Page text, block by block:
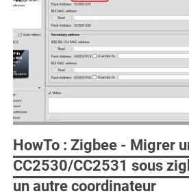
HowTo : Zigbee - Migrer
CC2530/CC2531 sous
un autre coordinateur